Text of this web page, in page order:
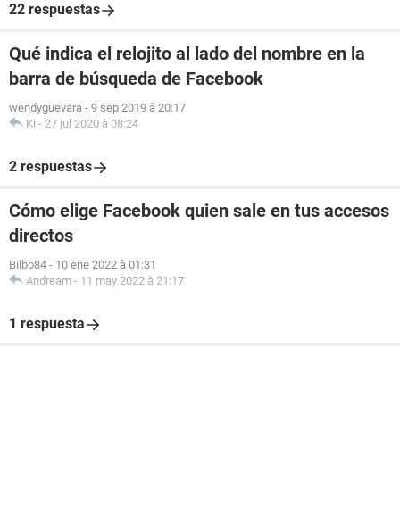
22 respuestas
Qué indica el relojito al lado del nombre en la
barra de búsqueda de Facebook
wendyguevara - 9 sep 2019 à 20:17
Ki - 27 jul 2020 à 08:24
2 respuestas
Cómo elige Facebook quien sale en tus accesos
directos
Bilbo84 - 10 ene 2022 à 01:31
Andream - 11 may 2022 à 21:17
1 respuesta